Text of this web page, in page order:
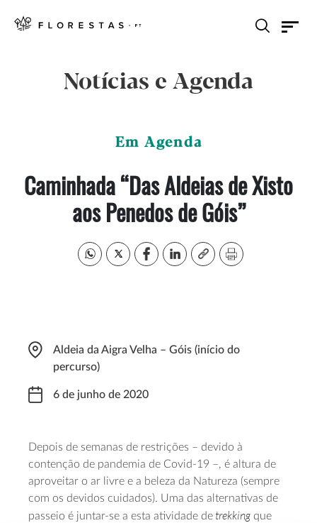
Notícias e Agenda
Em Agenda
Caminhada “Das Aldeias de Xisto
aos Penedos de Góis”
Aldeia da Aigra Velha – Góis (início do
percurso)
6 de junho de 2020
Depois de semanas de restrições – devido à
contenção de pandemia de Covid-19 –, é altura de
aproveitar o ar livre e a beleza da Natureza (sempre
com os devidos cuidados). Uma das alternativas de
passeio é juntar-se a esta atividade de trekkingque